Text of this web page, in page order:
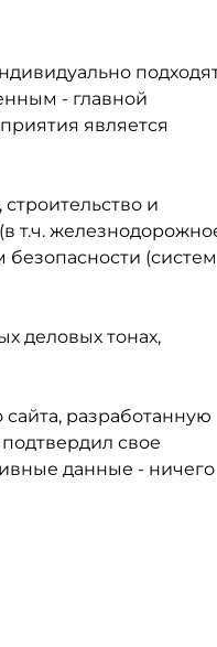
- главной
является
и
т.ч.
безопасности (систем
деловых тонах,
разработанную
свое
данные - ничего